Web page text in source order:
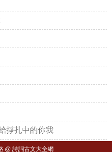
掙扎中的你我
@ 詩詞古文大全網